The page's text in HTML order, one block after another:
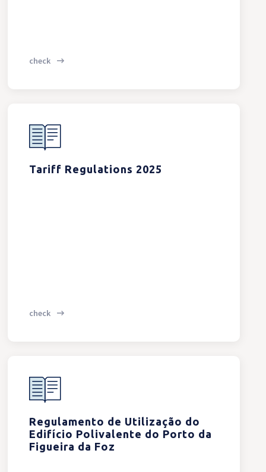
check
Tariff Regulations 2025
check
Regulamento de Utilização do
Edifício Polivalente do Porto da
Figueira da Foz